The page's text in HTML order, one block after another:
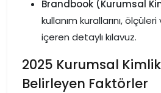
Brandbook (Kurumsal
kullanım kurallarını,
içeren detaylı kılavuz.
2025 Kurumsal
Belirleyen Faktörler